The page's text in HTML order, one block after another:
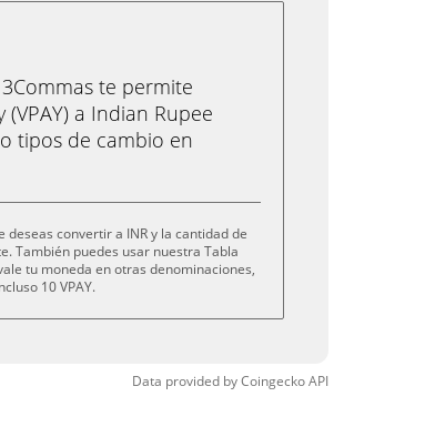
te permite
a Indian Rupee
tipos de cambio en
convertir a INR y la cantidad de
También puedes usar nuestra Tabla
tu moneda en otras denominaciones,
10 VPAY.
Data provided byCoingeckoAPI